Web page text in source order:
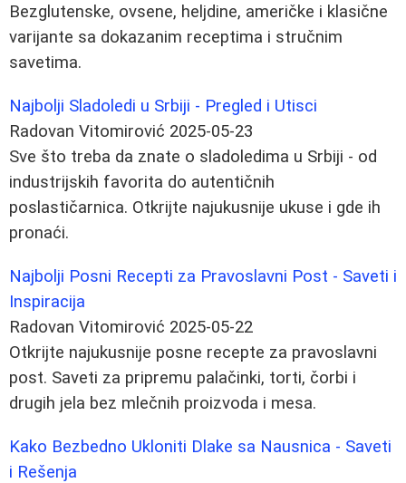
Bezglutenske, ovsene, heljdine, američke i klasične
varijante sa dokazanim receptima i stručnim
savetima.
Najbolji Sladoledi u Srbiji - Pregled i Utisci
Radovan Vitomirović 2025-05-23
Sve što treba da znate o sladoledima u Srbiji - od
industrijskih favorita do autentičnih
poslastičarnica. Otkrijte najukusnije ukuse i gde ih
pronaći.
Najbolji Posni Recepti za Pravoslavni Post - Saveti i
Inspiracija
Radovan Vitomirović 2025-05-22
Otkrijte najukusnije posne recepte za pravoslavni
post. Saveti za pripremu palačinki, torti, čorbi i
drugih jela bez mlečnih proizvoda i mesa.
Kako Bezbedno Ukloniti Dlake sa Nausnica - Saveti
i Rešenja